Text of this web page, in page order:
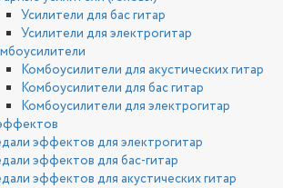
Усилители для бас гитар
Усилители для электрогитар
Комбоусилители для акустических гитар
Комбоусилители для бас гитар
Комбоусилители для электрогитар
эффектов для электрогитар
эффектов для бас-гитар
эффектов для акустических гитар